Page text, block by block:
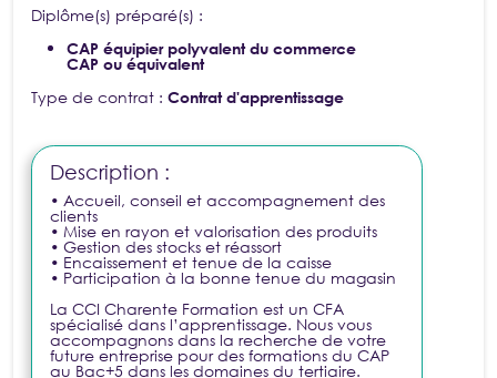
Diplôme(s) préparé(s) :
CAP équipier polyvalent du commerce
CAP ou équivalent
Type de contrat : Contrat d'apprentissage
Description :
• Accueil, conseil et accompagnement des
clients
• Mise en rayon et valorisation des produits
• Gestion des stocks et réassort
• Encaissement et tenue de la caisse
• Participation à la bonne tenue du magasin
La CCI Charente Formation est un CFA
spécialisé dans l’apprentissage. Nous vous
accompagnons dans la recherche de votre
future entreprise pour des formations du CAP
au Bac+5 dans les domaines du tertiaire.